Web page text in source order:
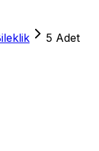
5 Adet